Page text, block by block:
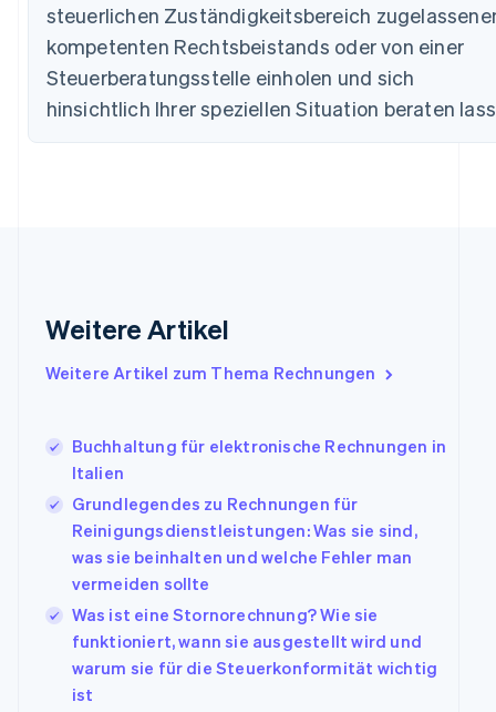
steuerlichen Zuständigkeitsbereich
kompetenten Rechtsbeistands oder von einer
Steuerberatungsstelle einholen und sich
hinsichtlich Ihrer speziellen Situation beraten
Weitere Artikel
Weitere Artikel zum Thema Rechnungen
Buchhaltung für elektronische Rechnungen in
Italien
Grundlegendes zu Rechnungen für
Reinigungsdienstleistungen: Was sie sind,
was sie beinhalten und welche Fehler man
vermeiden sollte
Was ist eine Stornorechnung? Wie sie
funktioniert, wann sie ausgestellt wird und
warum sie für die Steuerkonformität wichtig
ist
Dänemark
English
Deutschland
DeutschEnglish
Estland
Griechenland
English
Italien
Italiano English
Japan
日本語English
Kanada
English Français
Kroatien
English Italiano
Lettland
English
Liechtenstein